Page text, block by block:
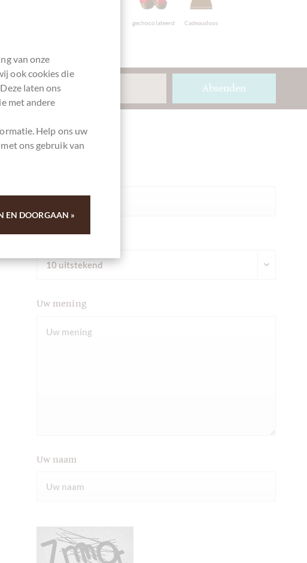
gechocolateerd Cadeaudoos
Absenden
Ihre Meinung
Commentaar
Uw mening
Uw naam
van onze
ook cookies die
laten ons
met andere
Help ons uw
ons gebruik van
EN DOORGAAN »